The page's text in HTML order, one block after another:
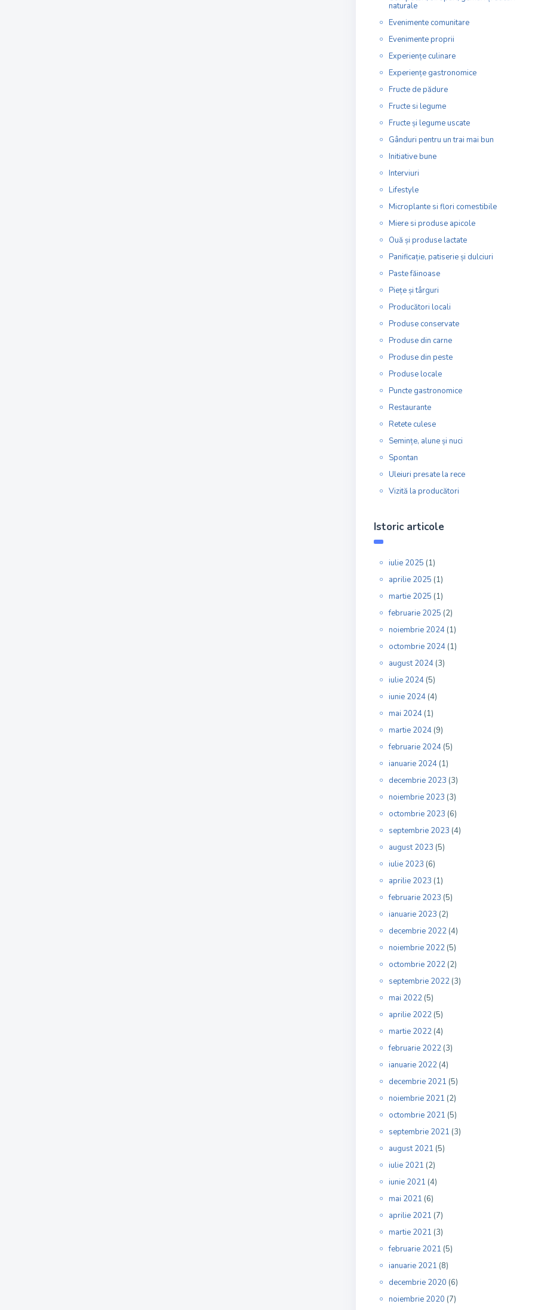
naturale
Evenimente comunitare
Evenimente proprii
Experiențe culinare
Experiențe gastronomice
Fructe de pădure
Fructe si legume
Fructe și legume uscate
Gânduri pentru un trai mai bun
Initiative bune
Interviuri
Lifestyle
Microplante si flori comestibile
Miere si produse apicole
Ouă și produse lactate
Panificație, patiserie și dulciuri
Paste făinoase
Piețe și târguri
Producători locali
Produse conservate
Produse din carne
Produse din peste
Produse locale
Puncte gastronomice
Restaurante
Retete culese
Semințe, alune și nuci
Spontan
Uleiuri presate la rece
Vizită la producători
Istoric articole
iulie 2025 (1)
aprilie 2025 (1)
martie 2025 (1)
februarie 2025 (2)
noiembrie 2024 (1)
octombrie 2024 (1)
august 2024 (3)
iulie 2024 (5)
iunie 2024 (4)
mai 2024 (1)
martie 2024 (9)
februarie 2024 (5)
ianuarie 2024 (1)
decembrie 2023 (3)
noiembrie 2023 (3)
octombrie 2023 (6)
septembrie 2023 (4)
august 2023 (5)
iulie 2023 (6)
aprilie 2023 (1)
februarie 2023 (5)
ianuarie 2023 (2)
decembrie 2022 (4)
noiembrie 2022 (5)
octombrie 2022 (2)
septembrie 2022 (3)
mai 2022 (5)
aprilie 2022 (5)
martie 2022 (4)
februarie 2022 (3)
ianuarie 2022 (4)
decembrie 2021 (5)
noiembrie 2021 (2)
octombrie 2021 (5)
septembrie 2021 (3)
august 2021 (5)
iulie 2021 (2)
iunie 2021 (4)
mai 2021 (6)
aprilie 2021 (7)
martie 2021 (3)
februarie 2021 (5)
ianuarie 2021 (8)
decembrie 2020 (6)
noiembrie 2020 (7)